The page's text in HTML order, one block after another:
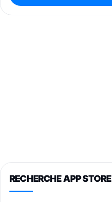
RECHERCHE APP STORE